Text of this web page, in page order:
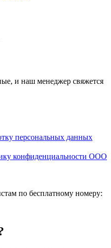
и наш менеджер свяжется
персональных данных
конфиденциальности ООО
по бесплатному номеру: